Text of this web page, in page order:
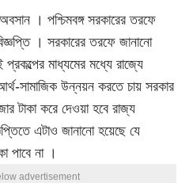
। পশ্চিমবঙ্গ সরকারের তরফে
। সরকারের তরফে জানানো
মাধ্যমের মধ্যে রাজ্যে
সামাজিক উন্নয়ন করতে চায় সরকার
টাকা করে দেওয়া হবে রাজ্য
এটাও জানানো হয়েছে যে
পাবে না ।
advertisement